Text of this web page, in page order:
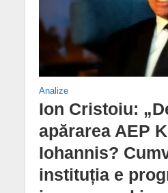
Analize
Ion Cristoiu:
apărarea AEP
Iohannis?
instituția e